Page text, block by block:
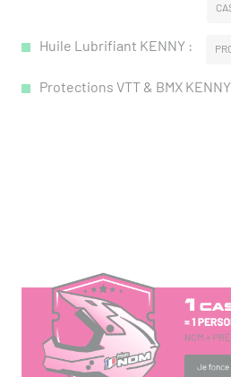
Huile Lubrifiant KENNY :
Protections VTT & BMX